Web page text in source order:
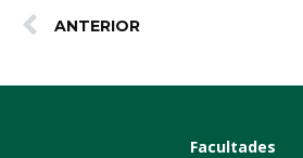
ANTERIOR
Facultades